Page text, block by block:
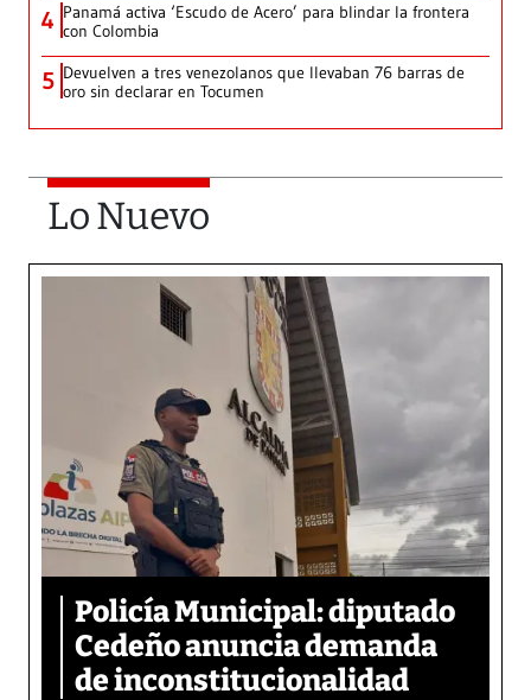
4 Panamá activa ‘Escudo de Acero’ para blindar la frontera
con Colombia
5 Devuelven a tres venezolanos que llevaban 76 barras de
oro sin declarar en Tocumen
Lo Nuevo
Policía Municipal: diputado
Cedeño anuncia demanda
de inconstitucionalidad